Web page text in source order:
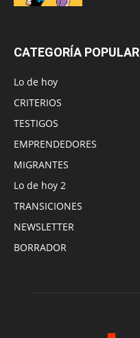
CATEGORÍA POPULAR
Lo de hoy
CRITERIOS
TESTIGOS
EMPRENDEDORES
MIGRANTES
Lo de hoy 2
TRANSICIONES
NEWSLETTER
BORRADOR